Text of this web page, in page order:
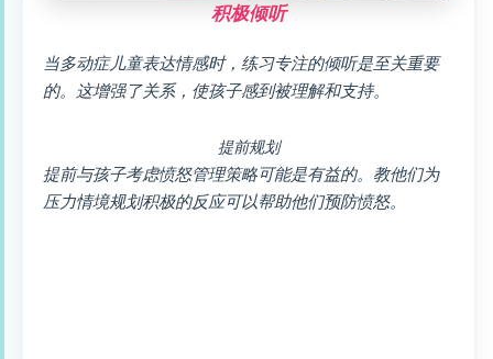
积极倾听
当多动症儿童表达情感时，练习专注的倾听是至关重要
的。这增强了关系，使孩子感到被理解和支持。
提前规划
提前与孩子考虑愤怒管理策略可能是有益的。教他们为
压力情境规划积极的反应可以帮助他们预防愤怒。